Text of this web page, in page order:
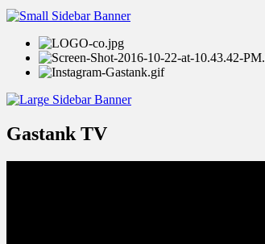
Gastank TV